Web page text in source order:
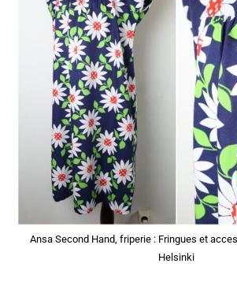
Ansa Second Hand, friperie : Fringues et
Helsinki